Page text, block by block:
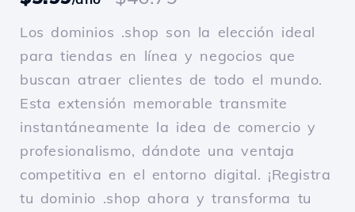
Los dominios .shop son la elección ideal
para tiendas en línea y negocios que
buscan atraer clientes de todo el mundo.
Esta extensión memorable transmite
instantáneamente la idea de comercio y
profesionalismo, dándote una ventaja
competitiva en el entorno digital. ¡Registra
tu dominio .shop ahora y transforma tu